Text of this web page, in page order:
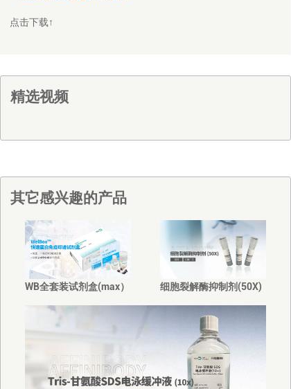
点击下载↑
精选视频
其它感兴趣的产品
WB全套装试剂盒(max） 细胞裂解酶抑制剂(50X)